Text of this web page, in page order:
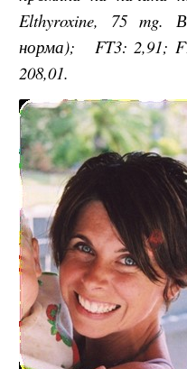
Elthyroxine, 75 mg.
норма); FT3: 2,91;
208,01.